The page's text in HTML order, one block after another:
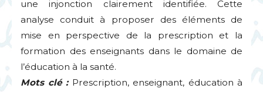
une injonction clairement identifiée. Cette
analyse conduit à proposer des éléments de
mise en perspective de la prescription et la
formation des enseignants dans le domaine de
l’éducation à la santé.
Mots clé : Prescription, enseignant, éducation à